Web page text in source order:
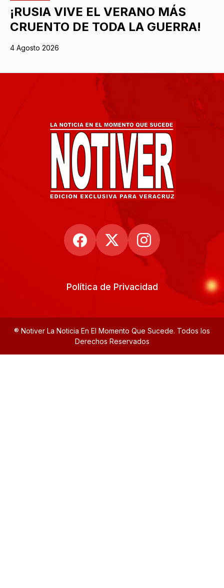
¡RUSIA VIVE EL VERANO MÁS
CRUENTO DE TODA LA GUERRA!
4 Agosto 2026
Política de Privacidad
® Notiver La Noticia En El Momento Que Sucede. Todos los
Derechos Reservados